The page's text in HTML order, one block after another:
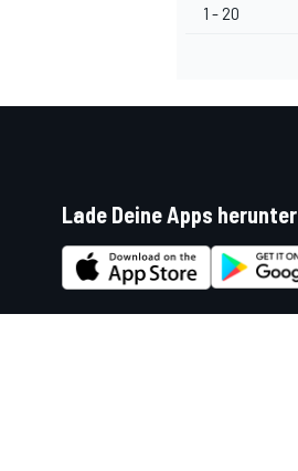
1 - 20
Lade Deine Apps herunter